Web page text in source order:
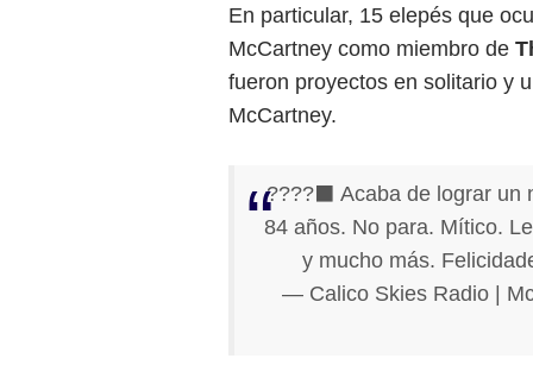
En particular, 15 elepés que
McCartney como miembro de
fueron proyectos en solitario y
McCartney.
????‍⬛ Acaba de lograr un
84 años. No para. Mítico.
y mucho más.
— Calico Skies Radio |